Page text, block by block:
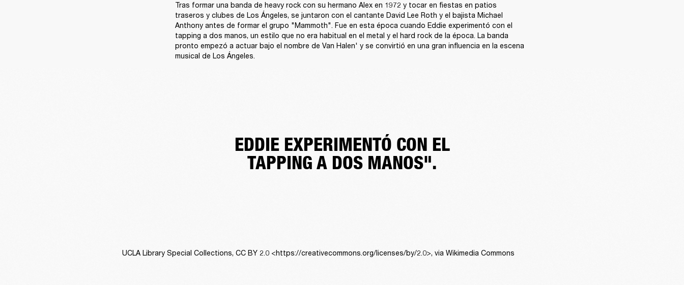
Tras formar una banda de heavy rock con su hermano Alex en 1972 y tocar en fiestas en patios
traseros y clubes de Los Ángeles, se juntaron con el cantante David Lee Roth y el bajista Michael
Anthony antes de formar el grupo "Mammoth". Fue en esta época cuando Eddie experimentó con el
tapping a dos manos, un estilo que no era habitual en el metal y el hard rock de la época. La banda
pronto empezó a actuar bajo el nombre de Van Halen' y se convirtió en una gran influencia en la escena
musical de Los Ángeles.
EDDIE EXPERIMENTÓ CON EL
TAPPING A DOS MANOS".
UCLA Library Special Collections, CC BY 2.0 <https://creativecommons.org/licenses/by/2.0>, via Wikimedia Commons